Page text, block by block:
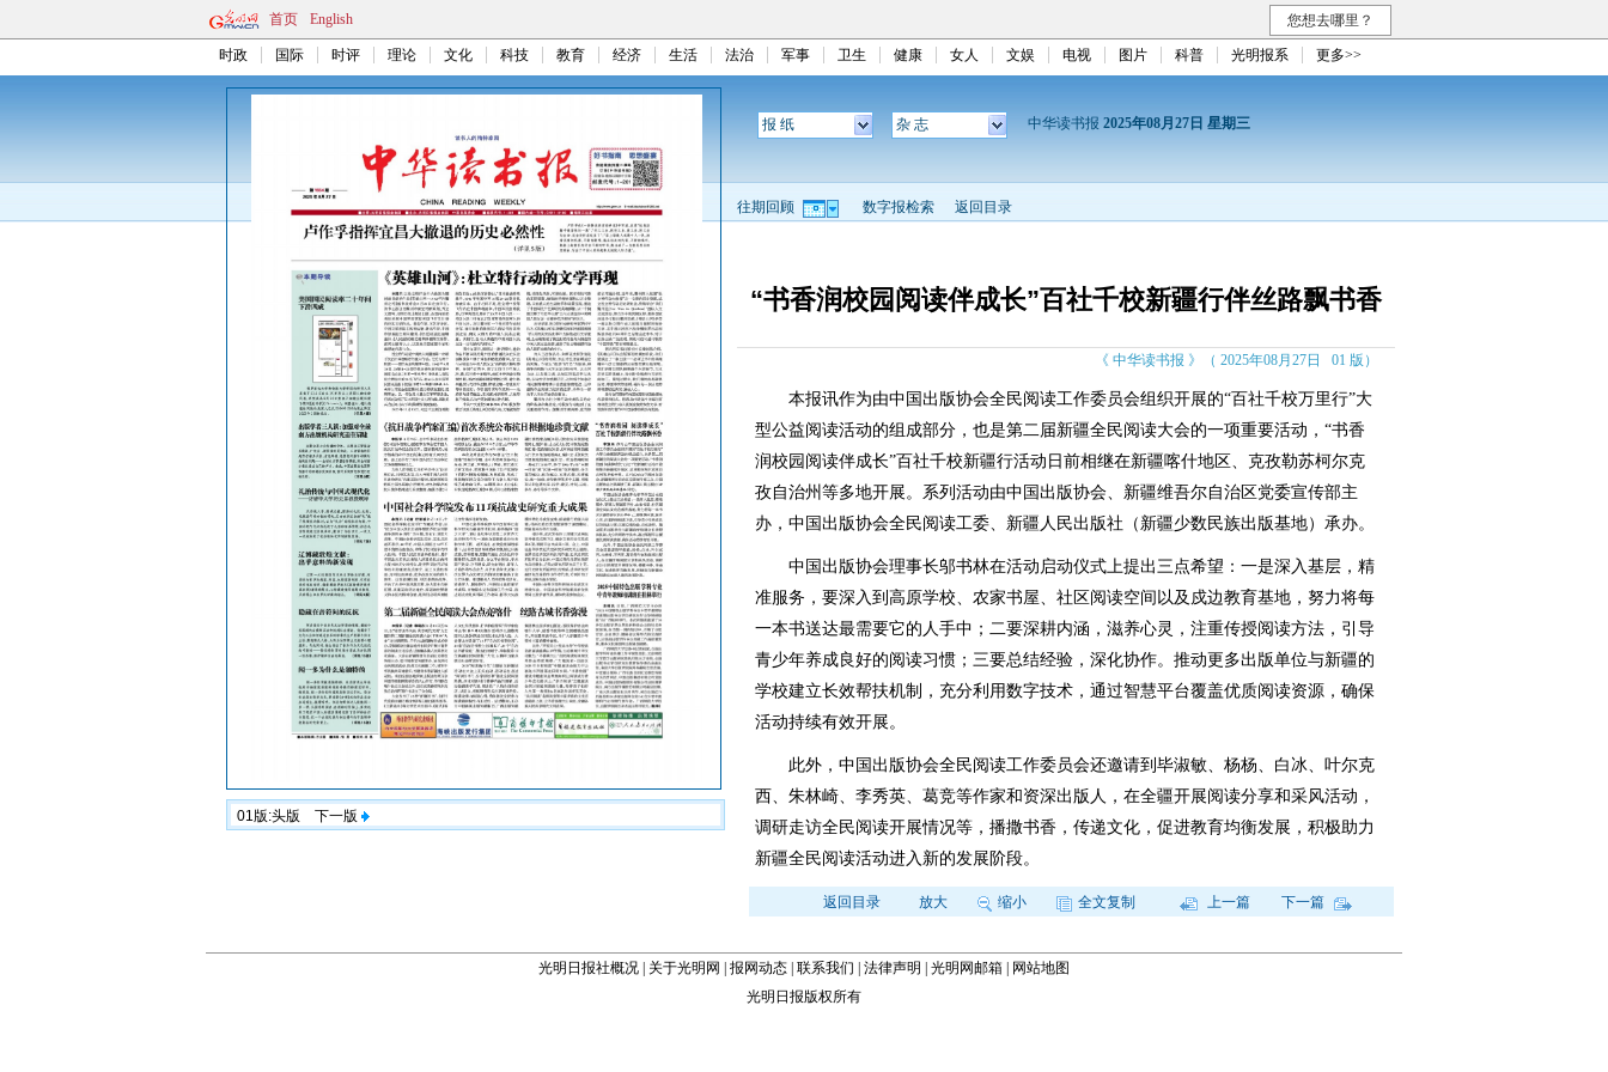
首页 English 您想去哪里？
时政 国际 时评 理论 文化 科技 教育 经济 生活 法治 军事 卫生 健康 女人 文娱 电视 图片 科普 光明报系 更多>>
01版:头版 下一版
报 纸 杂 志 中华读书报 2025年08月27日 星期三
往期回顾 数字报检索 返回目录
“书香润校园阅读伴成长”百社千校新疆行伴丝路飘书香
《 中华读书报 》（ 2025年08月27日 01 版）
本报讯作为由中国出版协会全民阅读工作委员会组织开展的“百社千校万里行”大
型公益阅读活动的组成部分，也是第二届新疆全民阅读大会的一项重要活动，“书香
润校园阅读伴成长”百社千校新疆行活动日前相继在新疆喀什地区、克孜勒苏柯尔克
孜自治州等多地开展。系列活动由中国出版协会、新疆维吾尔自治区党委宣传部主
办，中国出版协会全民阅读工委、新疆人民出版社（新疆少数民族出版基地）承办。
中国出版协会理事长邬书林在活动启动仪式上提出三点希望：一是深入基层，精
准服务，要深入到高原学校、农家书屋、社区阅读空间以及戍边教育基地，努力将每
一本书送达最需要它的人手中；二要深耕内涵，滋养心灵，注重传授阅读方法，引导
青少年养成良好的阅读习惯；三要总结经验，深化协作。推动更多出版单位与新疆的
学校建立长效帮扶机制，充分利用数字技术，通过智慧平台覆盖优质阅读资源，确保
活动持续有效开展。
此外，中国出版协会全民阅读工作委员会还邀请到毕淑敏、杨杨、白冰、叶尔克
西、朱林崎、李秀英、葛竞等作家和资深出版人，在全疆开展阅读分享和采风活动，
调研走访全民阅读开展情况等，播撒书香，传递文化，促进教育均衡发展，积极助力
新疆全民阅读活动进入新的发展阶段。
返回目录 放大 缩小 全文复制 上一篇 下一篇
光明日报社概况 关于光明网 报网动态 联系我们 法律声明 光明网邮箱
网站地图
光明日报版权所有